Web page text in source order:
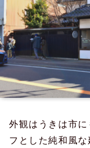
外観はうきは市
フとした純和風